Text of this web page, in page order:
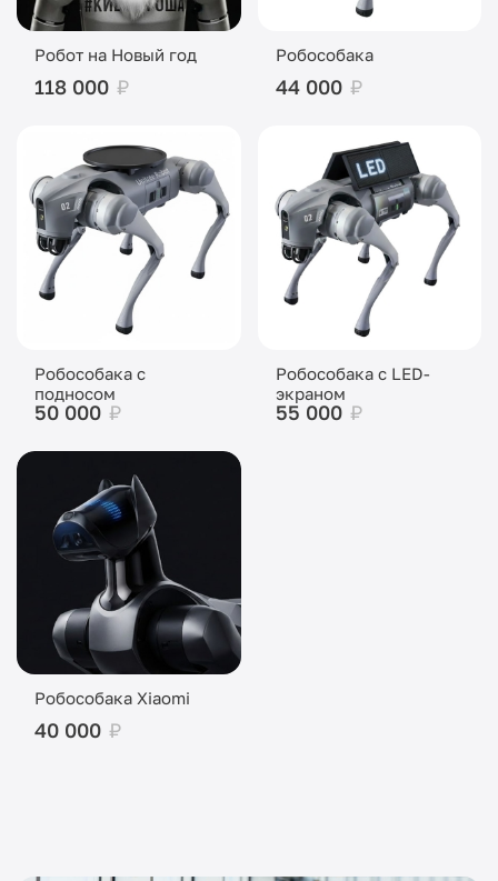
Робот на Новый год
118 000 ₽
Робособака
44 000 ₽
Робособака с
подносом
50 000 ₽
Робособака с LED-
экраном
55 000 ₽
Робособака Xiaomi
40 000 ₽